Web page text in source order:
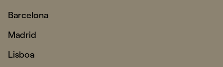
Barcelona
Madrid
Lisboa